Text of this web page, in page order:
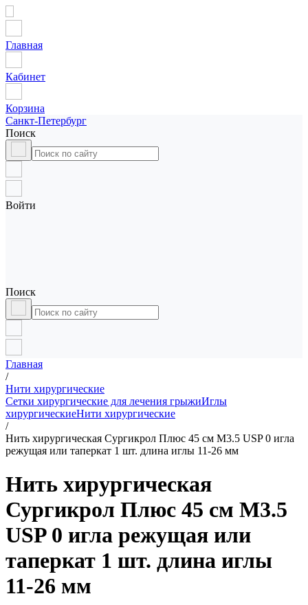
Главная
Кабинет
Корзина
Санкт-Петербург
Поиск
Войти
Поиск
Главная
/
Нити хирургические
Сетки хирургические для лечения грыжиИглы
хирургическиеНити хирургические
/
Нить хирургическая Сургикрол Плюс 45 см М3.5 USP 0 игла
режущая или таперкат 1 шт. длина иглы 11-26 мм
Нить хирургическая
Сургикрол Плюс 45 см М3.5
USP 0 игла режущая или
таперкат 1 шт. длина иглы
11-26 мм